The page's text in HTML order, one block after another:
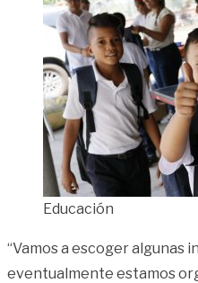
Educación
“Vamos a escoger algunas
eventualmente estamos